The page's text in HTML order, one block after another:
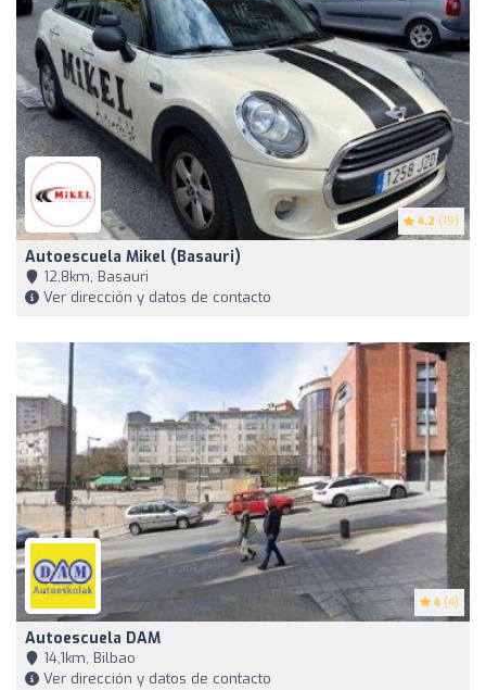
4.2 (19)
Autoescuela Mikel (Basauri)
12,8km, Basauri
Ver dirección y datos de contacto
4 (4)
Autoescuela DAM
14,1km, Bilbao
Ver dirección y datos de contacto